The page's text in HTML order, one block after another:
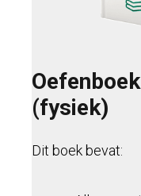
(fysiek)
Dit boek bevat: